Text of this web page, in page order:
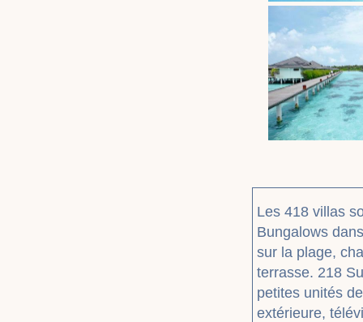
Les 418 villas
Bungalows
sur la plage,
terrasse. 218
petites unités
extérieure,